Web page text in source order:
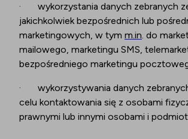
· wykorzystania danych zebranych
jakichkolwiek bezpośrednich lub
marketingowych, w tym m.in. do
mailowego, marketingu SMS,
bezpośredniego marketingu
· wykorzystywania danych
celu kontaktowania się z osobami
prawnymi lub innymi osobami i